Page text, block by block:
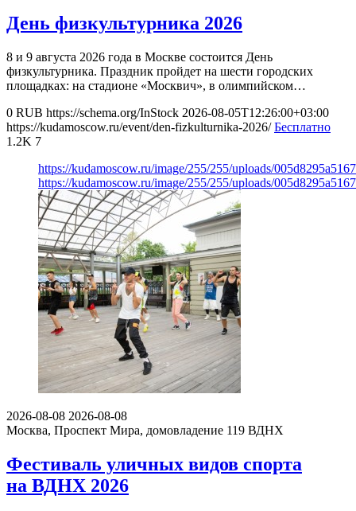
День физкультурника 2026
8 и 9 августа 2026 года в Москве состоится День
физкультурника. Праздник пройдет на шести городских
площадках: на стадионе «Москвич», в олимпийском…
0 RUB https://schema.org/InStock 2026-08-05T12:26:00+03:00
https://kudamoscow.ru/event/den-fizkulturnika-2026/ Бесплатно
1.2K 7
https://kudamoscow.ru/image/255/255/uploads/
https://kudamoscow.ru/image/255/255/uploads/
2026-08-08 2026-08-08
Москва, Проспект Мира, домовладение 119 ВДНХ
Фестиваль уличных видов спорта
на ВДНХ 2026